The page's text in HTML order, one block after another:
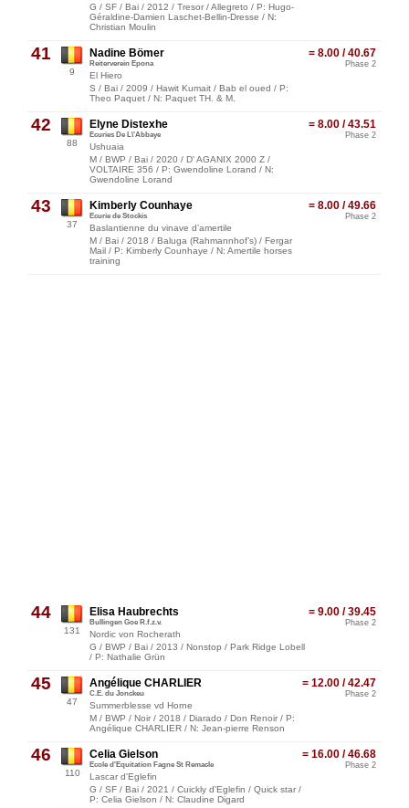
G / SF / Bai / 2012 / Tresor / Allegreto / P: Hugo-
Géraldine-Damien Laschet-Bellin-Dresse / N:
Christian Moulin
41
9
= 8.00 / 40.67
Phase 2
Nadine Bömer
Reiterverein Epona
El Hiero
S / Bai / 2009 / Hawit Kumait / Bab el oued / P:
Theo Paquet / N: Paquet TH. & M.
42
88
= 8.00 / 43.51
Phase 2
Elyne Distexhe
Ecuries De L\'Abbaye
Ushuaia
M / BWP / Bai / 2020 / D' AGANIX 2000 Z /
VOLTAIRE 356 / P: Gwendoline Lorand / N:
Gwendoline Lorand
43
37
= 8.00 / 49.66
Phase 2
Kimberly Counhaye
Ecurie de Stockis
Baslantienne du vinave d’amertile
M / Bai / 2018 / Baluga (Rahmannhof’s) / Fergar
Mail / P: Kimberly Counhaye / N: Amertile horses
training
44
131
= 9.00 / 39.45
Phase 2
Elisa Haubrechts
Bullingen Goe R.f.z.v.
Nordic von Rocherath
G / BWP / Bai / 2013 / Nonstop / Park Ridge Lobell
/ P: Nathalie Grün
45
47
= 12.00 / 42.47
Phase 2
Angélique CHARLIER
C.E. du Jonckeu
Summerblesse vd Horne
M / BWP / Noir / 2018 / Diarado / Don Renoir / P:
Angélique CHARLIER / N: Jean-pierre Renson
46
110
= 16.00 / 46.68
Phase 2
Celia Gielson
Ecole d'Equitation Fagne St Remacle
Lascar d'Eglefin
G / SF / Bai / 2021 / Cuickly d'Eglefin / Quick star /
P: Celia Gielson / N: Claudine Digard